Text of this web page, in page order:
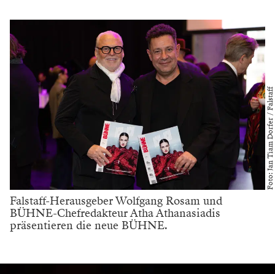
Foto: Jan Tiam Dorfer / Falstaff
Falstaff-Herausgeber Wolfgang Rosam und
BÜHNE-Chefredakteur Atha Athanasiadis
präsentieren die neue BÜHNE.